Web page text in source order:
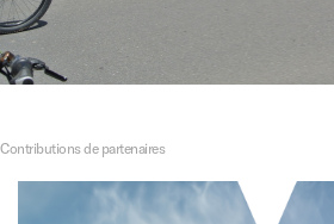
Contributions de partenaires